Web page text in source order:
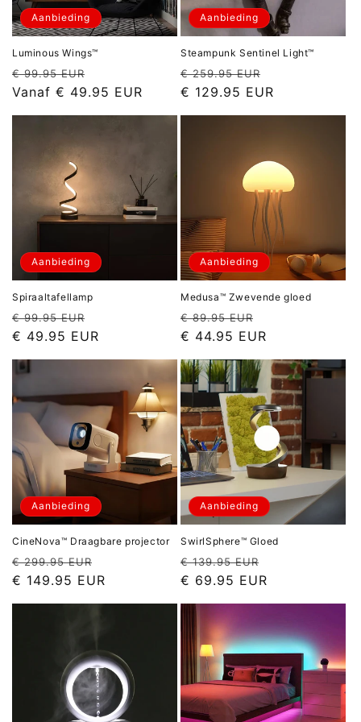
Aanbieding
Luminous Wings™
Normale
prijs
€ 99.95 EUR
Aanbiedingsprijs
Vanaf € 49.95 EUR
Aanbieding
Steampunk Sentinel Light™
Normale
prijs
€ 259.95 EUR
€ 129.95 EUR
Aanbieding
Spiraaltafellamp
Normale
prijs
€ 99.95 EUR
Aanbiedingsprijs
€ 49.95 EUR
Aanbieding
Medusa™ Zwevende gloed
Normale
prijs
€ 89.95 EUR
€ 44.95 EUR
Aanbieding
CineNova™ Draagbare projector
Normale
prijs
€ 299.95 EUR
Aanbiedingsprijs
€ 149.95 EUR
Aanbieding
SwirlSphere™ Gloed
Normale
prijs
€ 139.95 EUR
€ 69.95 EUR